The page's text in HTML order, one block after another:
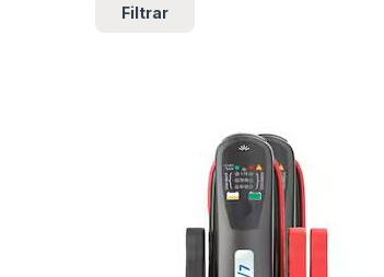
Filtrar